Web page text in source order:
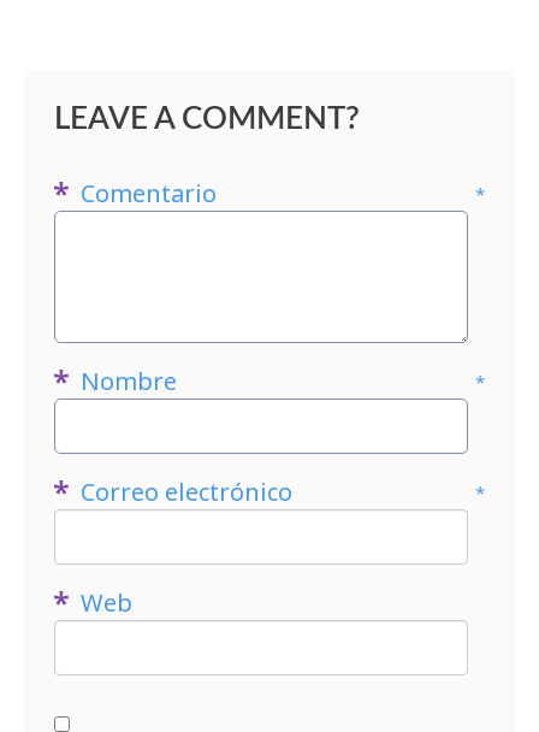
LEAVE A COMMENT?
Comentario *
Nombre *
Correo electrónico *
Web